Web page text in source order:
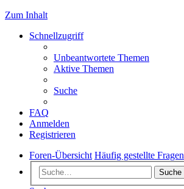
Zum Inhalt
Schnellzugriff
Unbeantwortete Themen
Aktive Themen
Suche
FAQ
Anmelden
Registrieren
Foren-Übersicht Häufig gestellte Fragen
Suche